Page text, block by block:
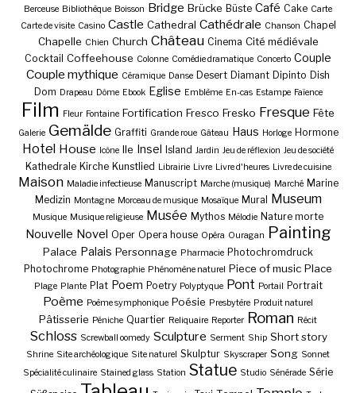
Berceuse Bibliothèque Boisson Bridge Brücke Büste Café Cake Carte
Carte de visite Casino Castle Cathedral Cathédrale Chanson Chapel
Chapelle Chien Church Château Cinema Cité médiévale
Cocktail Coffeehouse Colonne Comédie dramatique Concerto Couple
Couple mythique Céramique Danse Desert Diamant Dipinto Dish
Dom Drapeau Dôme Ebook Eglise Emblème En-cas Estampe Faïence
Film Fleur Fontaine Fortification Fresco Fresko Fresque Fête
Galerie Gemälde Graffiti Grande roue Gâteau Haus Horloge Hormone
Hotel House Icône Ile Insel Island Jardin Jeu de réflexion Jeu de société
Kathedrale Kirche Kunstlied Librairie Livre Livre d'heures Livre de cuisine
Maison Maladie infectieuse Manuscript Marche (musique) Marché Marine
Medizin Montagne Morceau de musique Mosaïque Mural Museum
Musique Musique religieuse Musée Mythos Mélodie Nature morte
Nouvelle Novel Oper Opera house Opéra Ouragan Painting
Palace Palais Personnage Pharmacie Photochromdruck
Photochrome Photographie Phénomène naturel Piece of music Place
Plage Plante Plat Poem Poetry Polyptyque Pont Portail Portrait
Poème Poème symphonique Poésie Presbytère Produit naturel
Pâtisserie Péniche Quartier Reliquaire Reporter Roman Récit
Schloss Screwball oomedy Sculpture Serment Ship Short story
Shrine Site archéologique Site naturel Skulptur Skyscraper Song Sonnet
Spécialité culinaire Stained glass Station Statue Studio Sénérade Série